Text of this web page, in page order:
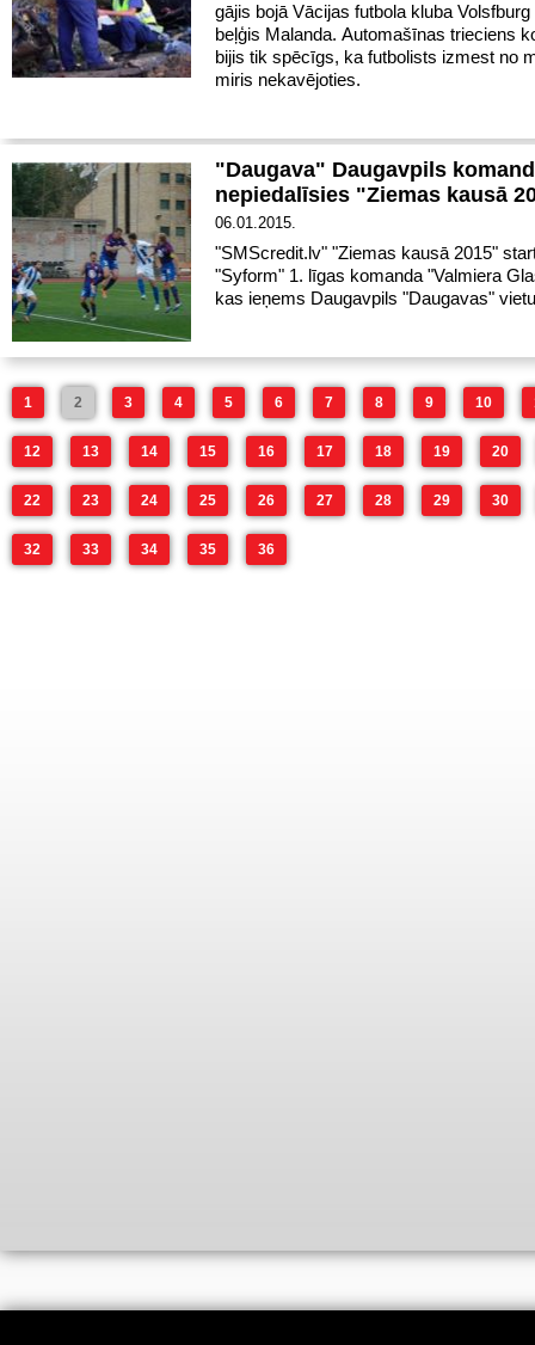
gājis bojā Vācijas futbola kluba
beļģis Malanda. Automašīnas trieciens
bijis tik spēcīgs, ka futbolists izmest no
miris nekavējoties.
"Daugava" Daugavpils
nepiedalīsies "Ziemas kausā
06.01.2015.
"SMScredit.lv" "Ziemas kausā 2015"
"Syform" 1. līgas komanda "Valmiera
kas ieņems Daugavpils "Daugavas"
1 2 3 4 5 6 7 8 9 10
12 13 14 15 16 17 18 19 20
22 23 24 25 26 27 28 29 30
32 33 34 35 36